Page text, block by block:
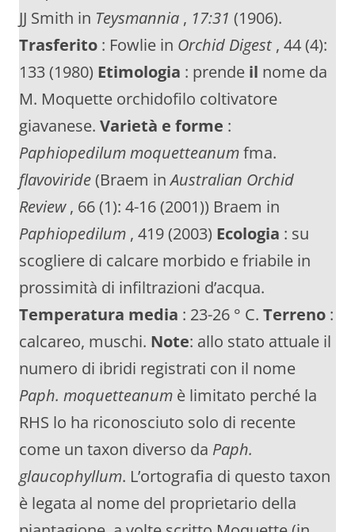
JJ Smith in Teysmannia , 17:31 (1906).
Trasferito : Fowlie in Orchid Digest , 44 (4):
133 (1980) Etimologia : prende il nome da
M. Moquette orchidofilo coltivatore
giavanese. Varietà e forme :
Paphiopedilum moquetteanumfma.
flavoviride(Braem inAustralian Orchid
Review, 66 (1): 4-16 (2001)) Braem in
Paphiopedilum , 419 (2003) Ecologia : su
scogliere di calcare morbido e friabile in
prossimità di infiltrazioni d’acqua.
Temperatura media : 23-26 ° C. Terreno :
calcareo, muschi. Note: allo stato attuale il
numero di ibridi registrati con il nome
Paph. moquetteanum è limitato perché la
RHS lo ha riconosciuto solo di recente
come un taxon diverso da Paph.
glaucophyllum. L’ortografia di questo taxon
è legata al nome del proprietario della